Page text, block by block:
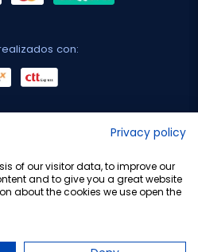
con:
Privacy policy
of our visitor data, to improve our
and to give you a great website
about the cookies we use open the